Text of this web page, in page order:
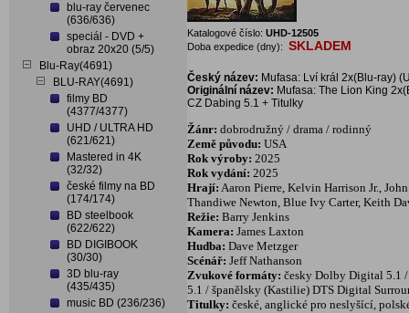
blu-ray červenec
(636/636)
speciál - DVD +
obraz 20x20 (5/5)
Blu-Ray(4691)
BLU-RAY(4691)
filmy BD
(4377/4377)
UHD / ULTRA HD
(621/621)
Mastered in 4K
(32/32)
české filmy na BD
(174/174)
BD steelbook
(622/622)
BD DIGIBOOK
(30/30)
3D blu-ray
(435/435)
music BD (236/236)
Katalogové číslo: UHD-12505
Doba expedice (dny): SKLADEM
Český název: Mufasa: Lví král 2x(Blu-ray)
Originální název: Mufasa: The Lion King
CZ Dabing 5.1 + Titulky
Žánr: dobrodružný / drama / rodinný
Země původu: USA
Rok výroby: 2025
Rok vydání: 2025
Hrají: Aaron Pierre, Kelvin Harrison Jr.,
Thandiwe Newton, Blue Ivy Carter, Keith
Režie: Barry Jenkins
Kamera: James Laxton
Hudba: Dave Metzger
Scénář: Jeff Nathanson
Zvukové formáty: česky Dolby Digital 5.1
5.1 / španělsky (Kastilie) DTS Digital
Titulky: české, anglické pro neslyšící,